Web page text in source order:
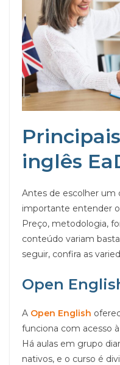
inglês
Antes de escolher um
importante entender
Preço, metodologia,
conteúdo variam
seguir, confira as
Open
A Open English
funciona com acesso
Há aulas em grupo
nativos, e o curso é